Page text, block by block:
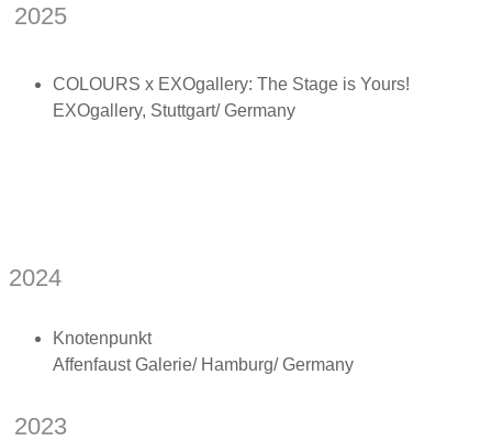
2025
COLOURS x EXOgallery: The Stage is Yours!
EXOgallery, Stuttgart/ Germany
2024
Knotenpunkt
Affenfaust Galerie/ Hamburg/ Germany
2023